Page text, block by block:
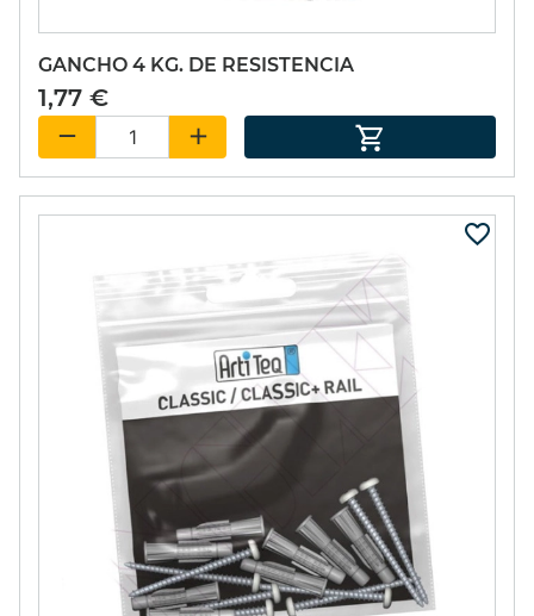
GANCHO 4 KG. DE RESISTENCIA
1,77 €